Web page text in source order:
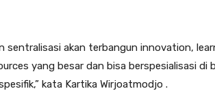
sentralisasi akan terbangun innovation,
yang besar dan bisa berspesialisasi di
kata Kartika Wirjoatmodjo .